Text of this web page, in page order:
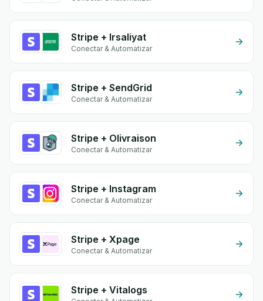
Stripe + Irsaliyat
Conectar & Automatizar
Stripe + SendGrid
Conectar & Automatizar
Stripe + Olivraison
Conectar & Automatizar
Stripe + Instagram
Conectar & Automatizar
Stripe + Xpage
Conectar & Automatizar
Stripe + Vitalogs